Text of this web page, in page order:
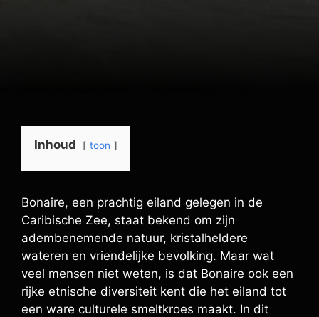
Inhoud toon
Bonaire, een prachtig eiland gelegen in de
Caribische Zee, staat bekend om zijn
adembenemende natuur, kristalheldere
wateren en vriendelijke bevolking. Maar wat
veel mensen niet weten, is dat Bonaire ook een
rijke etnische diversiteit kent die het eiland tot
een ware culturele smeltkroes maakt. In dit